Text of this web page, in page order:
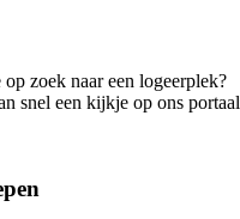
op zoek naar een logeerplek?
snel een kijkje op ons portaal